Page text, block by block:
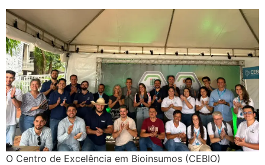
O Centro de Excelência em Bioinsumos (CEBIO)